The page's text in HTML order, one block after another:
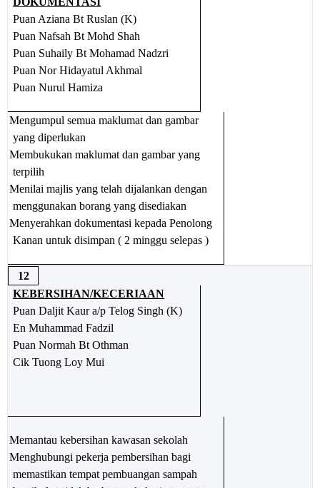
Puan Aziana Bt Ruslan (K)
Puan Nafsah Bt Mohd Shah
Puan Suhaily Bt Mohamad Nadzri
Puan Nor Hidayatul Akhmal
Puan Nurul Hamiza
Mengumpul semua maklumat dan gambar
yang diperlukan
Membukukan maklumat dan gambar yang
terpilih
Menilai majlis yang telah dijalankan dengan
menggunakan borang yang disediakan
Menyerahkan dokumentasi kepada Penolong
Kanan untuk disimpan ( 2 minggu selepas )
12
KEBERSIHAN/KECERIAAN
Puan Daljit Kaur a/p Telog Singh (K)
En Muhammad Fadzil
Puan Normah Bt Othman
Cik Tuong Loy Mui
Memantau kebersihan kawasan sekolah
Menghubungi pekerja pembersihan bagi
memastikan tempat pembuangan sampah